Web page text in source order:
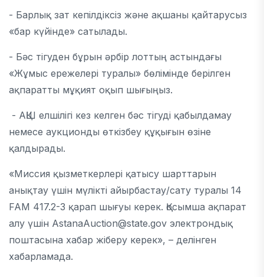
- Барлық зат кепілдіксіз және ақшаны қайтарусыз
«бар күйінде» сатылады.
- Бәс тігуден бұрын әрбір лоттың астындағы
«Жұмыс ережелері туралы» бөлімінде берілген
ақпаратты мұқият оқып шығыңыз.
- АҚШ елшілігі кез келген бәс тігуді қабылдамау
немесе аукционды өткізбеу құқығын өзіне
қалдырады.
«Миссия қызметкерлері қатысу шарттарын
анықтау үшін мүлікті айырбастау/сату туралы 14
FAM 417.2-3 қарап шығуы керек. Қосымша ақпарат
алу үшін AstanaAuction@state.gov электрондық
поштасына хабар жіберу керек», – делінген
хабарламада.